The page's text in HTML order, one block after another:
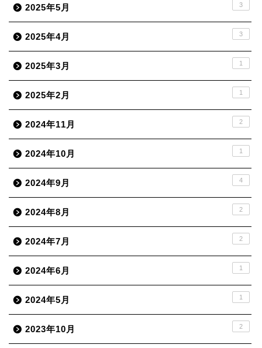
2025年5月 3
2025年4月 3
2025年3月 1
2025年2月 1
2024年11月 2
2024年10月 1
2024年9月 4
2024年8月 2
2024年7月 2
2024年6月 1
2024年5月 1
2023年10月 2